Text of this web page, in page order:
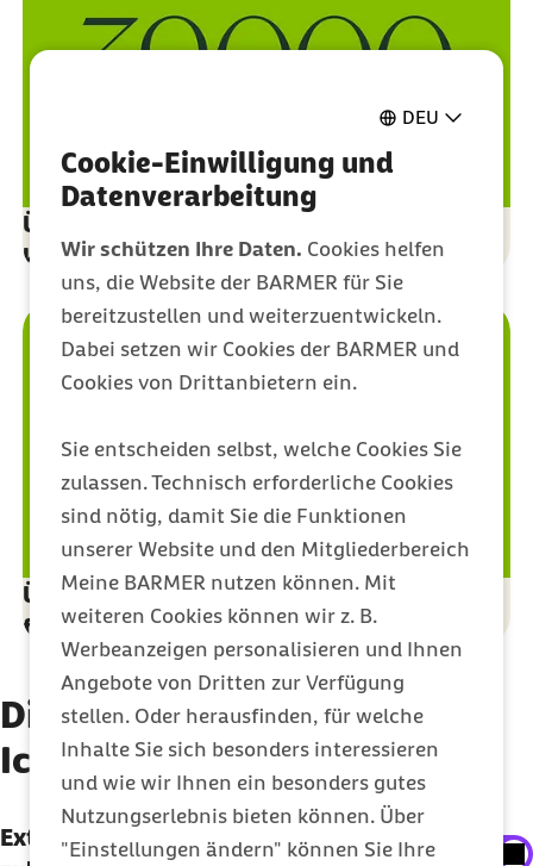
DEU
Cookie-Einwilligung und
Datenverarbeitung
Wir schützen Ihre Daten. Cookies helfen
uns, die Website der BARMER für Sie
bereitzustellen und weiterzuentwickeln.
Dabei setzen wir Cookies der BARMER und
Cookies von Drittanbietern ein.
Sie entscheiden selbst, welche Cookies Sie
zulassen. Technisch erforderliche Cookies
sind nötig, damit Sie die Funktionen
unserer Website und den Mitgliederbereich
Meine BARMER nutzen können. Mit
weiteren Cookies können wir z. B.
Werbeanzeigen personalisieren und Ihnen
Angebote von Dritten zur Verfügung
stellen. Oder herausfinden, für welche
Inhalte Sie sich besonders interessieren
und wie wir Ihnen ein besonders gutes
Nutzungserlebnis bieten können. Über
"Einstellungen ändern" können Sie Ihre
Über 39.000 Fachkräfte haben an einer
kostenlosen Fortbildung teilgenommen
Über 1,75 Millionen Kinder wurden bereits
fürs Kochen begeistert
Diese Ziele hat die Initiative
Ich kann kochen!
Externe Inhalte der Youtube-Plattform
Externe Inhalte der Youtube-Plattform